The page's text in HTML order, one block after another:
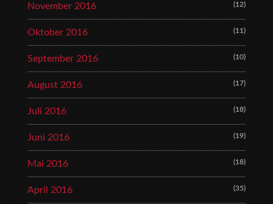
November 2016 (12)
Oktober 2016 (11)
September 2016 (10)
August 2016 (17)
Juli 2016 (18)
Juni 2016 (19)
Mai 2016 (18)
April 2016 (35)